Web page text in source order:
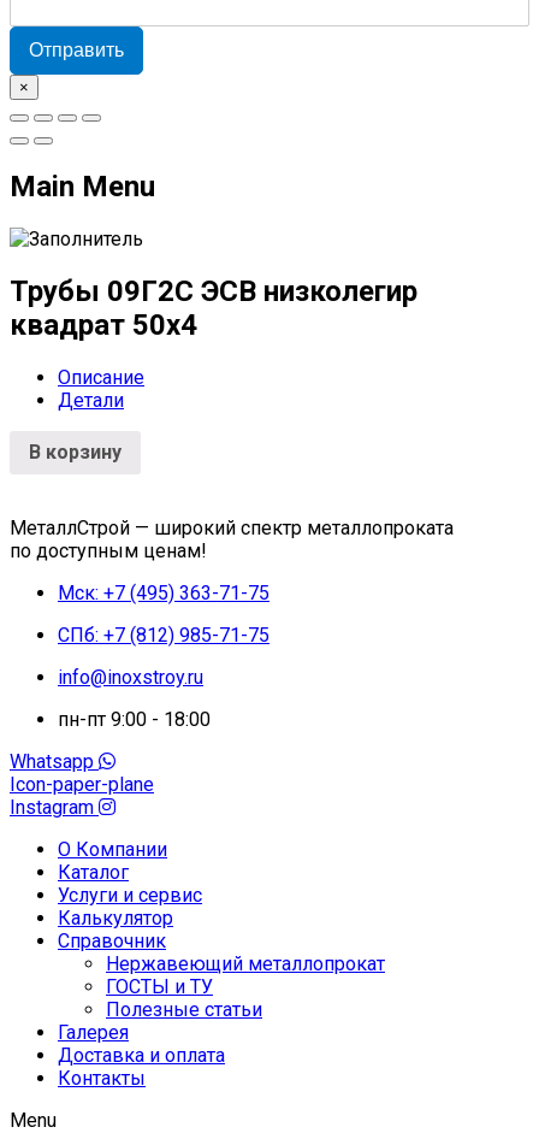
Отправить
×
Main Menu
Трубы 09Г2С ЭСВ низколегир
квадрат 50х4
Описание
Детали
В корзину
МеталлСтрой — широкий спектр металлопроката
по доступным ценам!
Мск: +7 (495) 363-71-75
СПб: +7 (812) 985-71-75
info@inoxstroy.ru
пн-пт 9:00 - 18:00
Whatsapp
Icon-paper-plane
Instagram
О Компании
Каталог
Услуги и сервис
Калькулятор
Справочник
Нержавеющий металлопрокат
ГОСТЫ и ТУ
Полезные статьи
Галерея
Доставка и оплата
Контакты
Menu